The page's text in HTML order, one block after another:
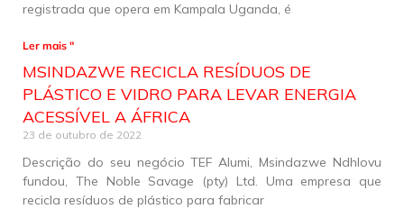
registrada que opera em Kampala Uganda, é
Ler mais "
MSINDAZWE RECICLA RESÍDUOS DE
PLÁSTICO E VIDRO PARA LEVAR ENERGIA
ACESSÍVEL A ÁFRICA
23 de outubro de 2022
Descrição do seu negócio TEF Alumi, Msindazwe Ndhlovu
fundou, The Noble Savage (pty) Ltd. Uma empresa que
recicla resíduos de plástico para fabricar